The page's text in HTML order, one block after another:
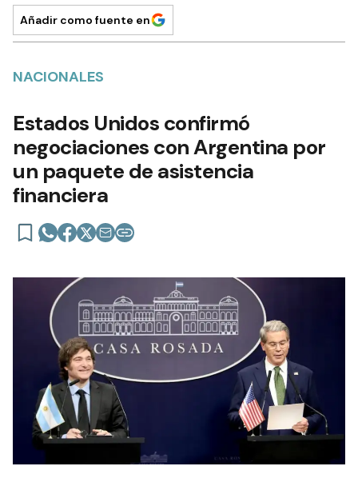
Añadir como fuente en
NACIONALES
Estados Unidos confirmó
negociaciones con Argentina por
un paquete de asistencia
financiera